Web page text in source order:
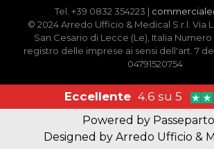
Tel. +39 0832 354223 |
© 2024 Arredo Ufficio & Medical S.r.l. Via
San Cesario di Lecce (Le), Italia
registro delle imprese ai sensi dell'art. 7
04791520754
Eccellente 4.6 su 5
Powered by
Designed by Arredo Ufficio &